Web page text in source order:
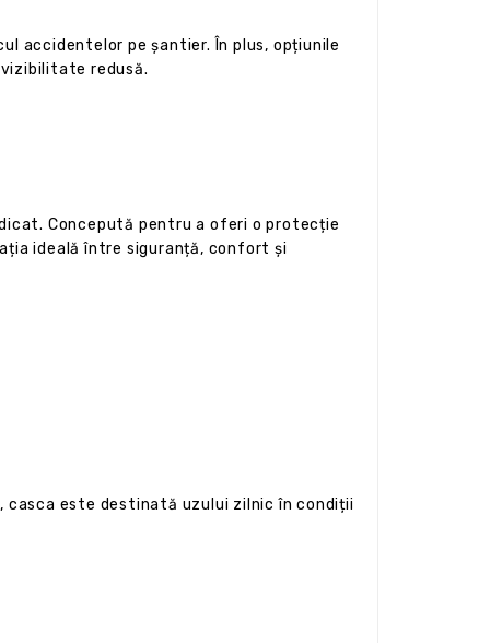
accidentelor pe șantier. În plus, opțiunile
redusă.
Concepută pentru a oferi o protecție
ideală între siguranță, confort și
este destinată uzului zilnic în condiții